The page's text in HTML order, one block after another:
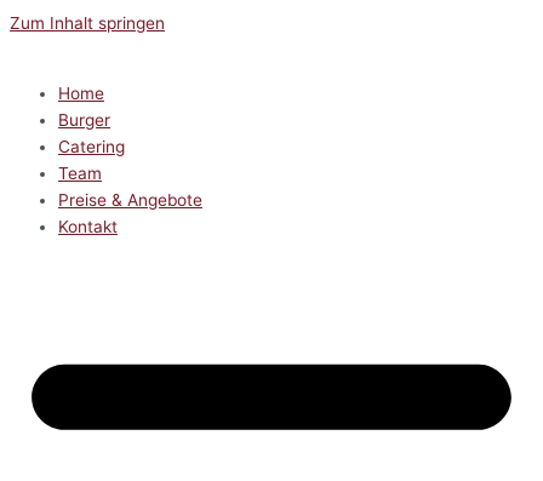
Zum Inhalt springen
Home
Burger
Catering
Team
Preise & Angebote
Kontakt